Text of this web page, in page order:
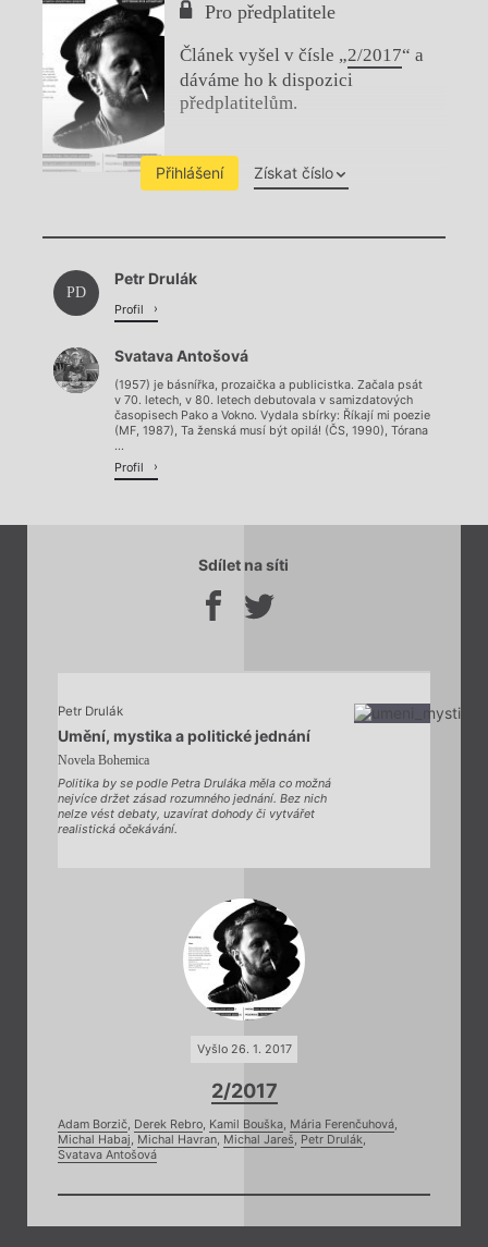
Pro předplatitele
Článek vyšel v čísle „2/2017“ a
dáváme ho k dispozici
předplatitelům.
Přihlášení Získat číslo
Chviličku.
PD
Petr Drulák
Profil
Svatava Antošová
(1957) je básnířka, prozaička a publicistka. Začala psát
v 70. letech, v 80. letech debutovala v samizdatových
časopisech Pako a Vokno. Vydala sbírky: Říkají mi poezie
(MF, 1987), Ta ženská musí být opilá! (ČS, 1990), Tórana
...
Profil
Sdílet na síti
Petr Drulák
Umění, mystika a politické jednání
Novela Bohemica
Politika by se podle Petra Druláka měla co možná
nejvíce držet zásad rozumného jednání. Bez nich
nelze vést debaty, uzavírat dohody či vytvářet
realistická očekávání.
Vyšlo 26. 1. 2017
2/2017
Adam Borzič, Derek Rebro, Kamil Bouška, Mária Ferenčuhová,
Michal Habaj, Michal Havran, Michal Jareš, Petr Drulák,
Svatava Antošová